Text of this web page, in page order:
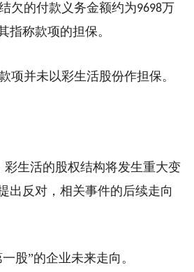
欠的付款义务金额约为9698万
指称款项的担保。
项并未以彩生活股份作担保。
彩生活的股权结构将发生重大变
出反对，相关事件的后续走向
股”的企业未来走向。